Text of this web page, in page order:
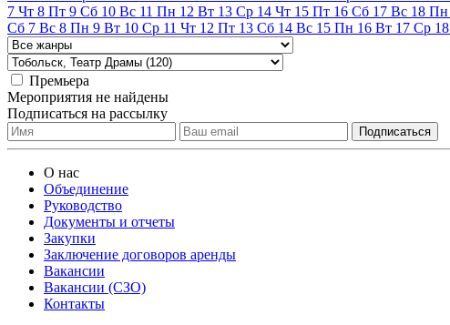
7 Чт 8 Пт 9 Сб 10 Вс 11 Пн 12 Вт 13 Ср 14 Чт 15 Пт 16 Сб 17 Вс 18 Пн
Сб 7 Вс 8 Пн 9 Вт 10 Ср 11 Чт 12 Пт 13 Сб 14 Вс 15 Пн 16 Вт 17 Ср 18
Премьера
Мероприятия не найдены
Подписаться на рассылку
О нас
Объединение
Руководство
Документы и отчеты
Закупки
Заключение договоров аренды
Вакансии
Вакансии (СЗО)
Контакты